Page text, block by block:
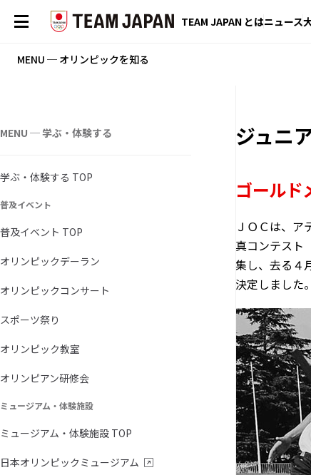
TEAM JAPAN とはニュース
MENU ─ オリンピックを知る
MENU ─ 学ぶ・体験する
学ぶ・体験する TOP
普及イベント
普及イベント TOP
オリンピックデーラン
オリンピックコンサート
スポーツ祭り
オリンピック教室
オリンピアン研修会
ミュージアム・体験施設
ミュージアム・体験施設 TOP
日本オリンピックミュージアム
ジュニ
ゴールド
ＪＯＣは、ア
真コンテスト
集し、去る４
決定しました